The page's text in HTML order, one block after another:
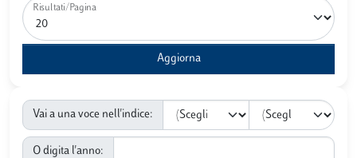
Risultati/Pagina
Vai a una voce nell'indice:
O digita l'anno: